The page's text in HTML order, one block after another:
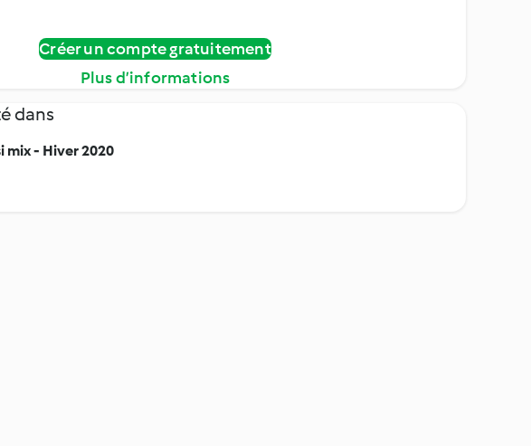
Créer un compte gratuitement
Plus d’informations
dans
mix - Hiver 2020